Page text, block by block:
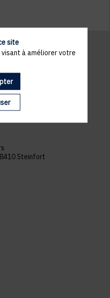
Steinfort
site
à améliorer votre